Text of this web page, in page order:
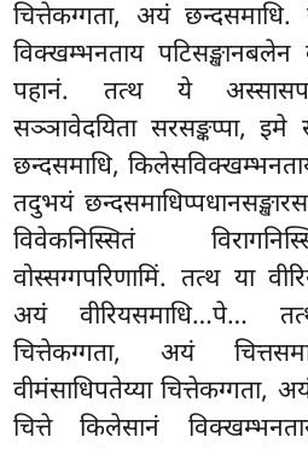
चित्तेकग्गता, अयं छन्दसमाधि.
विक्खम्भनताय
पहानं. तत्थ ये
सञ्ञावेदयिता सरसङ्कप्पा, इमे
छन्दसमाधि,
तदुभयं
विवेकनिस्सितं
वोस्सग्गपरिणामिं. तत्थ या
अयं वीरियसमाधि…पे…
चित्तेकग्गता, अयं
वीमंसाधिपतेय्या चित्तेकग्गता,
चित्ते किलेसानं